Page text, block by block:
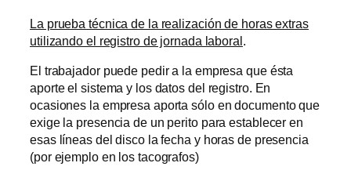
La prueba técnica de la realización de horas extras
utilizando el registro de jornada laboral.
El trabajador puede pedir a la empresa que ésta
aporte el sistema y los datos del registro. En
ocasiones la empresa aporta sólo en documento que
exige la presencia de un perito para establecer en
esas líneas del disco la fecha y horas de presencia
(por ejemplo en los tacografos)